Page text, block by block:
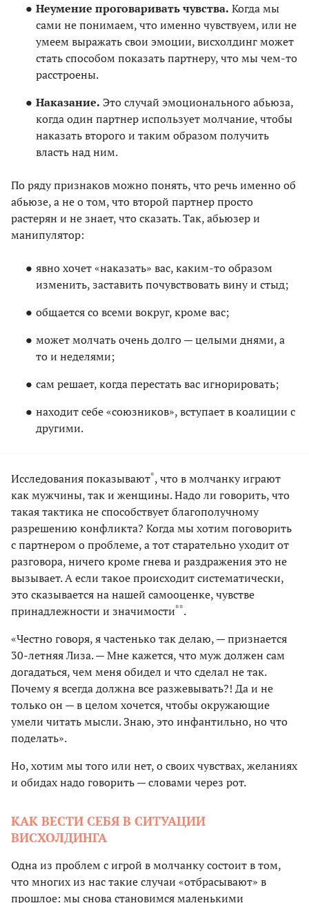
Неумение проговаривать чувства. Когда мы
сами не понимаем, что именно чувствуем, или не
умеем выражать свои эмоции, висхолдинг может
стать способом показать партнеру, что мы чем-то
расстроены.
Наказание. Это случай эмоционального абьюза,
когда один партнер использует молчание, чтобы
наказать второго и таким образом получить
власть над ним.
По ряду признаков можно понять, что речь именно об
абьюзе, а не о том, что второй партнер просто
растерян и не знает, что сказать. Так, абьюзер и
манипулятор:
явно хочет «наказать» вас, каким-то образом
изменить, заставить почувствовать вину и стыд;
общается со всеми вокруг, кроме вас;
может молчать очень долго — целыми днями, а
то и неделями;
сам решает, когда перестать вас игнорировать;
находит себе «союзников», вступает в коалиции с
другими.
Исследования показывают*, что в молчанку играют
как мужчины, так и женщины. Надо ли говорить, что
такая тактика не способствует благополучному
разрешению конфликта? Когда мы хотим поговорить
с партнером о проблеме, а тот старательно уходит от
разговора, ничего кроме гнева и раздражения это не
вызывает. А если такое происходит систематически,
это сказывается на нашей самооценке, чувстве
принадлежности и значимости**.
«Честно говоря, я частенько так делаю, — признается
30-летняя Лиза. — Мне кажется, что муж должен сам
догадаться, чем меня обидел и что сделал не так.
Почему я всегда должна все разжевывать?! Да и не
только он — в целом хочется, чтобы окружающие
умели читать мысли. Знаю, это инфантильно, но что
поделать».
Но, хотим мы того или нет, о своих чувствах, желаниях
и обидах надо говорить — словами через рот.
КАК ВЕСТИ СЕБЯ В СИТУАЦИИ
ВИСХОЛДИНГА
Одна из проблем с игрой в молчанку состоит в том,
что многих из нас такие случаи «отбрасывают» в
прошлое: мы снова становимся маленькими